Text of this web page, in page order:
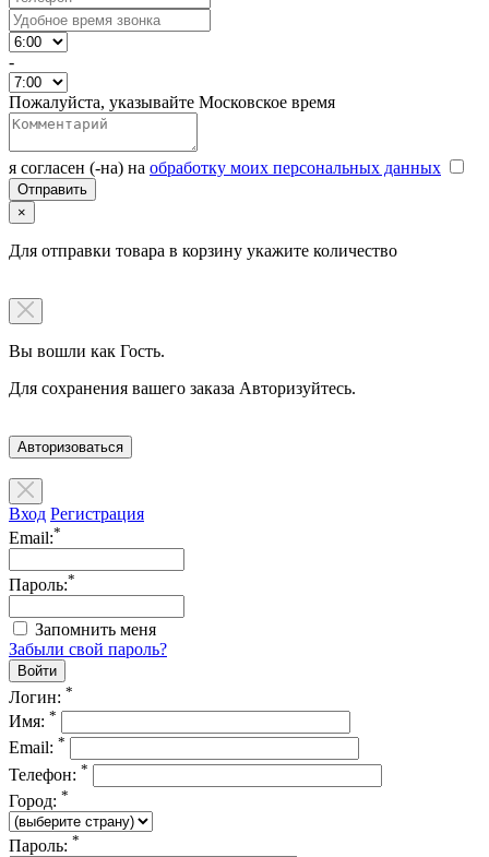
-
Пожалуйста, указывайте Московское время
я согласен (-на) на обработку моих персональных данных
×
Для отправки товара в корзину укажите количество
Вы вошли как Гость.
Для сохранения вашего заказа Авторизуйтесь.
Авторизоваться
Вход Регистрация
Email:*
Пароль:*
Запомнить меня
Забыли свой пароль?
Логин: *
Имя: *
Email: *
Телефон: *
Город: *
Пароль: *